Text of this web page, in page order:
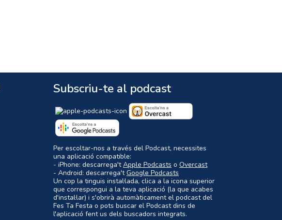
Subscriu-te al podcast
Per escoltar-nos a través del Podcast, necessites
una aplicació compatible:
- iPhone: descarrega'tApple Podcasts o Overcast
- Android: descarrega'tGoogle Podcasts
Un cop la tinguis instal·lada, clica a la icona superior
que correspongui a la teva aplicació (la que acabes
d'instal·lar) i s'obrirà automàticament el podcast del
Fes Ta Festa o pots buscar el Podcast dins de
l'aplicació fent us dels buscadors integrats.